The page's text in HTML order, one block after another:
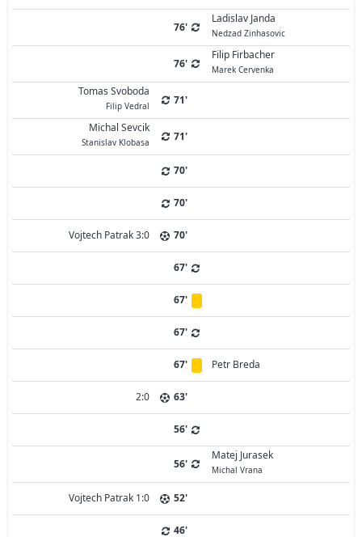
76'
Ladislav Janda
Nedzad Zinhasovic
76'
Filip Firbacher
Marek Cervenka
Tomas Svoboda
Filip Vedral
71'
Michal Sevcik
Stanislav Klobasa 71'
70'
70'
Vojtech Patrak 3:0 70'
67'
67'
67'
67' Petr Breda
2:0 63'
56'
56'
Matej Jurasek
Michal Vrana
Vojtech Patrak 1:0 52'
46'